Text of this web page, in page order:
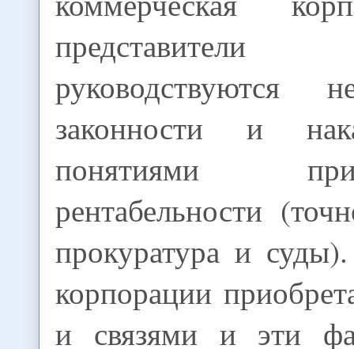
руководствуются
законности и
понятиями
рентабельности
прокуратура и
корпорации
и связями и эти